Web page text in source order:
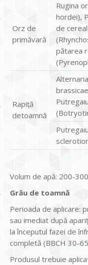
Orz de
primăvară
Rugina
hordei),
de
pătarea
Rapiță
detoamnă
Volum de apă: 200-
Grâu de toamnă
Perioada de aplicare:
sau imediat după
la începutul fazei de
completă (BBCH 30-
Produsul trebuie